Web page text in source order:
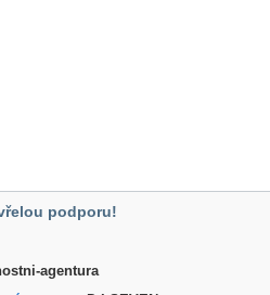
podporu!